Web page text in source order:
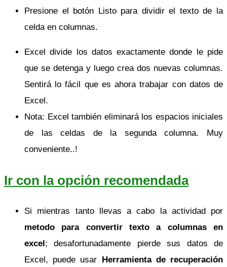
Presione el botón Listo para dividir el texto de la
celda en columnas.
Excel divide los datos exactamente donde le pide
que se detenga y luego crea dos nuevas columnas.
Sentirá lo fácil que es ahora trabajar con datos de
Excel.
Nota: Excel también eliminará los espacios iniciales
de las celdas de la segunda columna. Muy
conveniente..!
Ir con la opción recomendada
Si mientras tanto llevas a cabo la actividad por
metodo para convertir texto a columnas en
excel ; desafortunadamente pierde sus datos de
Excel, puede usar
Herramienta de recuperación